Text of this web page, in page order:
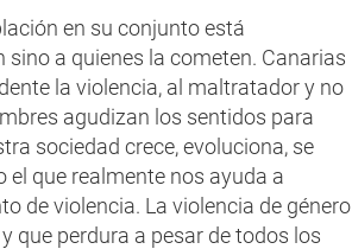
en su conjunto está
a quienes la cometen. Canarias
la violencia, al maltratador y no
agudizan los sentidos para
sociedad crece, evoluciona, se
que realmente nos ayuda a
de violencia. La violencia de género
que perdura a pesar de todos los